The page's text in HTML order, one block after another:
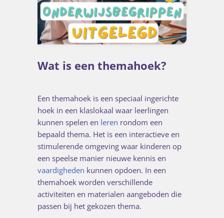
Wat is een themahoek?
Een themahoek is een speciaal ingerichte
hoek in een klaslokaal waar leerlingen
kunnen spelen en leren rondom een
bepaald thema. Het is een interactieve en
stimulerende omgeving waar kinderen op
een speelse manier nieuwe kennis en
vaardigheden kunnen opdoen. In een
themahoek worden verschillende
activiteiten en materialen aangeboden die
passen bij het gekozen thema.